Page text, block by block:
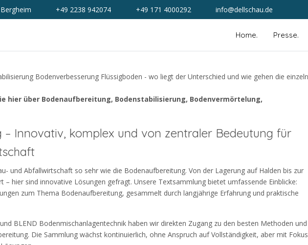
+49 2238 942074 +49 171 4000292 info@dellschau.de
Home. Presse.
hier über Bodenaufbereitung, Bodenstabilisierung, Bodenvermörtelung,
– Innovativ, komplex und von zentraler Bedeutung für
und Abfallwirtschaft so sehr wie die Bodenaufbereitung. Von der Lagerung auf Halden bis zur
– hier sind innovative Lösungen gefragt. Unsere Textsammlung bietet umfassende Einblicke:
zum Thema Bodenaufbereitung, gesammelt durch langjährige Erfahrung und praktische
BLEND Bodenmischanlagentechnik haben wir direkten Zugang zu den besten Methoden und
Die Sammlung wächst kontinuierlich, ohne Anspruch auf Vollständigkeit, aber mit Fokus